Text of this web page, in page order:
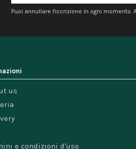
Puoi annullare l'iscrizione in ogni
us
e condizioni d'uso